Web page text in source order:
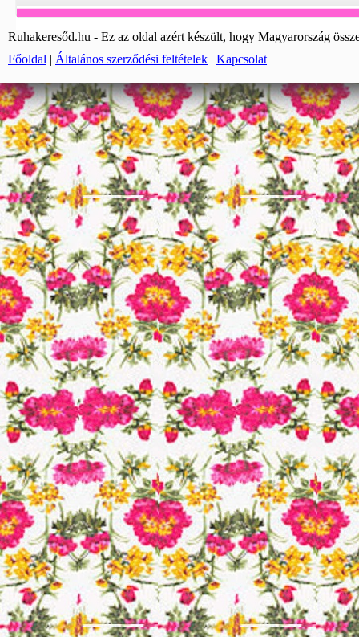
Ruhakeresőd.hu - Ez az oldal azért készült, hogy Magyarország
Főoldal | Általános szerződési feltételek | Kapcsolat